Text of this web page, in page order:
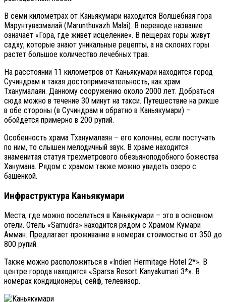
В семи километрах от Каньякумари находится Волшебная гора
Марунтувазмалай (Marunthuvazh Malai). В переводе название
означает «Гора, где живет исцеление». В пещерах горы живут
садху, которые знают уникальные рецепты, а на склонах горы
растет большое количество лечебных трав.
На расстоянии 11 километров от Каньякумари находится город
Сучиндрам и такая достопримечательность, как храм
Тханумалаян. Данному сооружению около 2000 лет. Добраться
сюда можно в течение 30 минут на такси. Путешествие на рикше
в обе стороны (в Сучиндрам и обратно в Каньякумари) –
обойдется примерно в 200 рупий.
Особенность храма Тханумалаян – его колонны, если постучать
по ним, то слышен мелодичный звук. В храме находится
знаменитая статуя трехметрового обезьяноподобного божества
Ханумана. Рядом с храмом также можно увидеть озеро с
башенкой.
Инфраструктура Каньякумари
Места, где можно поселиться в Каньякумари – это в основном
отели. Отель «Samudra» находится рядом с Храмом Кумари
Амман. Предлагает проживание в номерах стоимостью от 350 до
800 рупий.
Также можно расположиться в «Indien Hermitage Hotel 2*». В
центре города находится «Sparsa Resort Kanyakumari 3*». В
номерах кондиционеры, сейф, телевизор.